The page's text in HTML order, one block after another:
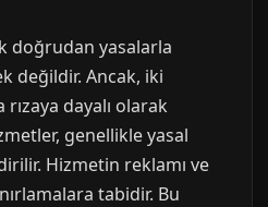
doğrudan yasalarla
değildir. Ancak, iki
dayalı olarak
genellikle yasal
Hizmetin reklamı ve
tabidir. Bu